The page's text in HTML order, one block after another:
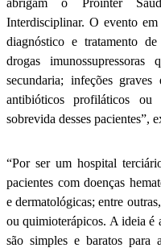
abrigam o Prointer
Interdisciplinar. O evento
diagnóstico e tratamento
drogas
secundaria; infeções
antibióticos profiláticos ou
sobrevida desses pacientes”,
“Por ser um hospital
pacientes com doenças
e dermatológicas; entre
ou quimioterápicos. A ideia é
são simples e baratos para